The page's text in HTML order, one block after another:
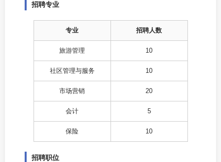
招聘专业
专业 招聘人数
旅游管理 10
社区管理与服务 10
市场营销 20
会计 5
保险 10
招聘职位